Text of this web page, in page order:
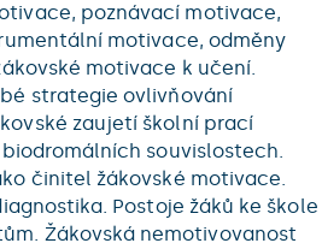
poznávací motivace,
motivace, odměny
motivace k učení.
strategie ovlivňování
zaujetí školní prací
souvislostech.
činitel žákovské motivace.
Postoje žáků ke škole
Žákovská nemotivovanost